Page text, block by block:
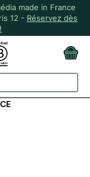
made in France
12 - Réservez dès